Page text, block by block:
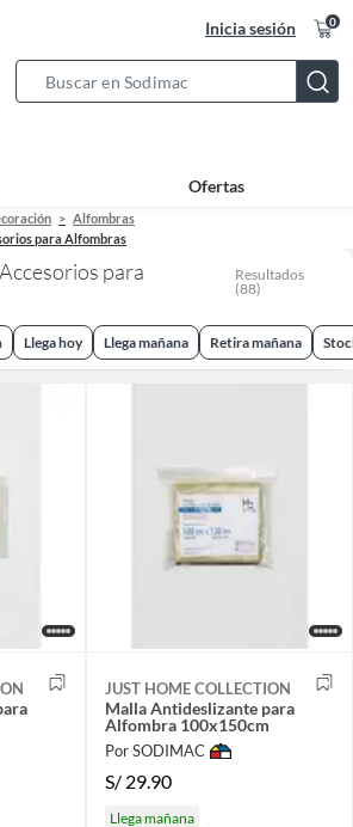
Inicia sesión 0
Bar
Ofertas
Alfombras
para Alfombras
Resultados
(88)
Llega hoy Llega mañana Retira mañana
JUST HOME COLLECTION
Malla Antideslizante para
Alfombra 100x150cm
Por SODIMAC
S/ 29.90
Llega mañana